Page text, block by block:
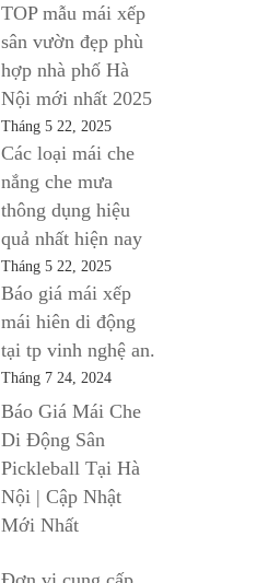
TOP mẫu mái xếp
sân vườn đẹp phù
hợp nhà phố Hà
Nội mới nhất 2025
Tháng 5 22, 2025
Các loại mái che
nắng che mưa
thông dụng hiệu
quả nhất hiện nay
Tháng 5 22, 2025
Báo giá mái xếp
mái hiên di động
tại tp vinh nghệ an.
Tháng 7 24, 2024
Báo Giá Mái Che
Di Động Sân
Pickleball Tại Hà
Nội | Cập Nhật
Mới Nhất